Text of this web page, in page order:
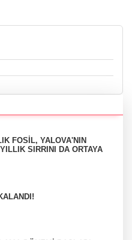
FOSİL, YALOVA'NIN
SIRRINI DA ORTAYA